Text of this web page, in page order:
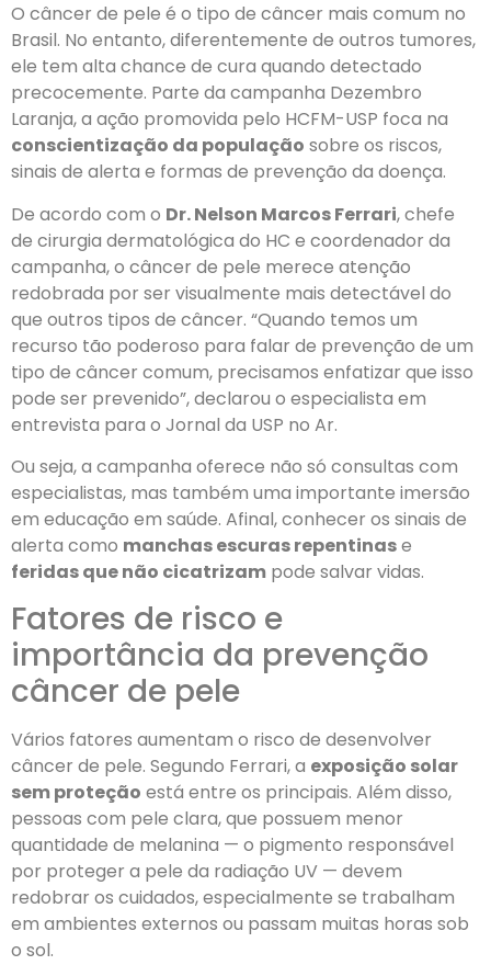
O câncer de pele é o tipo de câncer mais comum no
Brasil. No entanto, diferentemente de outros tumores,
ele tem alta chance de cura quando detectado
precocemente. Parte da campanha Dezembro
Laranja, a ação promovida pelo HCFM-USP foca na
conscientização da população sobre os riscos,
sinais de alerta e formas de prevenção da doença.
De acordo com o Dr. Nelson Marcos Ferrari, chefe
de cirurgia dermatológica do HC e coordenador da
campanha, o câncer de pele merece atenção
redobrada por ser visualmente mais detectável do
que outros tipos de câncer. “Quando temos um
recurso tão poderoso para falar de prevenção de um
tipo de câncer comum, precisamos enfatizar que isso
pode ser prevenido”, declarou o especialista em
entrevista para o Jornal da USP no Ar.
Ou seja, a campanha oferece não só consultas com
especialistas, mas também uma importante imersão
em educação em saúde. Afinal, conhecer os sinais de
alerta como manchas escuras repentinase
feridas que não cicatrizam pode salvar vidas.
Fatores de risco e
importância da prevenção
câncer de pele
Vários fatores aumentam o risco de desenvolver
câncer de pele. Segundo Ferrari, a exposição solar
sem proteção está entre os principais. Além disso,
pessoas com pele clara, que possuem menor
quantidade de melanina — o pigmento responsável
por proteger a pele da radiação UV — devem
redobrar os cuidados, especialmente se trabalham
em ambientes externos ou passam muitas horas sob
o sol.